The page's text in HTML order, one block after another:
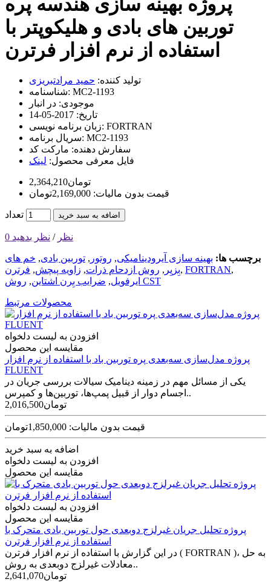
توربین های بادی و هلیکوپتر با
استفاده از نرم افزار فرترن
تولید کننده: حمید مرادتبریزی
شناسنامه: MC2-1193
موجودی: در انبار
تاریخ: 2017-05-14
زبان برنامه نویسی: FORTRAN
سریال برنامه: MC2-1193
سفارش دهنده: مارکت کد
فایل معرفی محصول: لینک
2,364,210تومان
قیمت بدون مالیات: 2,169,000تومان
تعداد اضافه به سبد خرید
0 نظر / نظر بدهید
برچسب ها: بهینه سازی آیرودینامیکی, روتور , توربین بادی, خم های
بِزیِر , روش ازدحام ذرات, زاویه پیچش, فرترن , FORTRAN,
ایرفویل, ضرایب بِرن اشتاین, روش CST
محصولات مرتبط
افزودن به لیست دلخواه
مقایسه این محصول
پروژه مدل‌سازی سه‌بعدی پره توربین باد با استفاده از نرم افزار
FLUENT
یکی از مسائل مهم در زمینه دینامیک سیالات بررسی جریان در
اجسام دوار از قبیل پمپ‌ها، توربین‌ها و کمپرس..
2,016,500تومان
قیمت بدون مالیات: 1,850,000تومان
اضافه به سبد خرید
افزودن به لیست دلخواه
مقایسه این محصول
افزودن به لیست دلخواه
مقایسه این محصول
پروژه تحلیل جریان غیرلزج دوبعدی حول توربین بادی متحرک با
استفاده از نرم افزار فرترن
در این گزارش با استفاده از نرم افزار فرترن ( FORTRAN )، به حل
معادلات غیرلزج دوبعدی به روش..
2,641,070تومان